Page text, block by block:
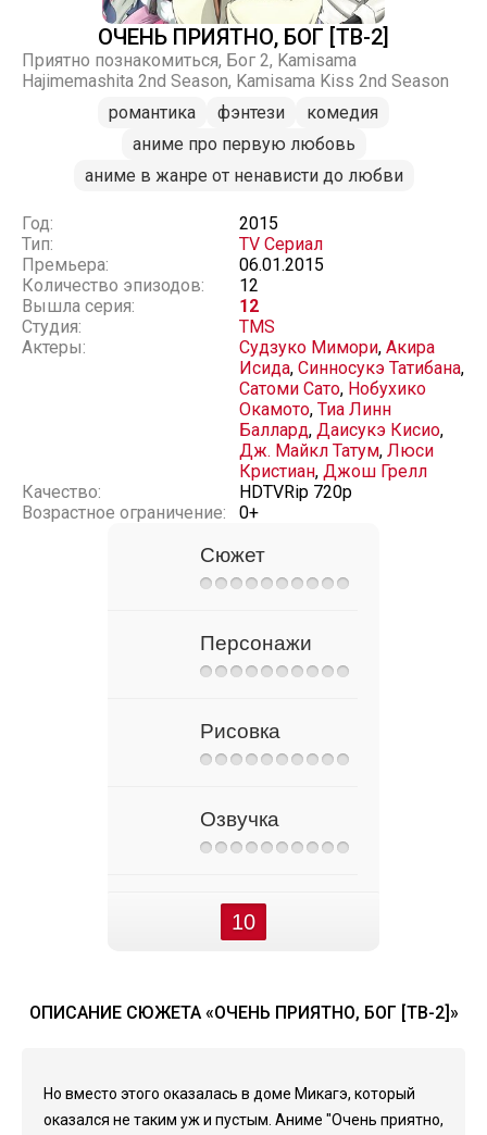
ОЧЕНЬ ПРИЯТНО, БОГ [ТВ-2]
Приятно познакомиться, Бог 2, Kamisama
Hajimemashita 2nd Season, Kamisama Kiss 2nd Season
романтика
фэнтези
комедия
аниме про первую любовь
аниме в жанре от ненависти до любви
Год:
2015
Тип:
TV Сериал
Премьера:
06.01.2015
Количество эпизодов:
12
Вышла серия:
12
Студия:
TMS
Актеры:
Судзуко Мимори, Акира
Исида, Синносукэ Татибана,
Сатоми Сато, Нобухико
Окамото, Тиа Линн
Баллард, Даисукэ Кисио,
Дж. Майкл Татум, Люси
Кристиан, Джош Грелл
Качество:
HDTVRip 720p
Возрастное ограничение:
0+
Сюжет
Персонажи
Рисовка
Озвучка
10
ОПИСАНИЕ СЮЖЕТА «ОЧЕНЬ ПРИЯТНО, БОГ [ТВ-2]»
Но вместо этого оказалась в доме Микагэ, который
оказался не таким уж и пустым. Аниме "Очень приятно,